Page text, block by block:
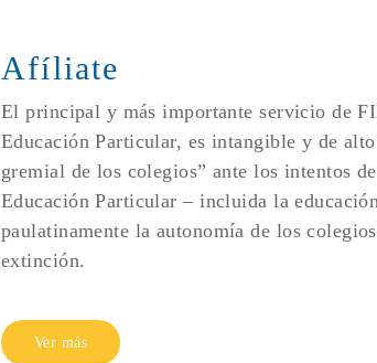
Afíliate
El principal y más importante servicio de
Educación Particular, es intangible y de
gremial de los colegios” ante los intentos
Educación Particular – incluida la
paulatinamente la autonomía de los
extinción.
Ver más